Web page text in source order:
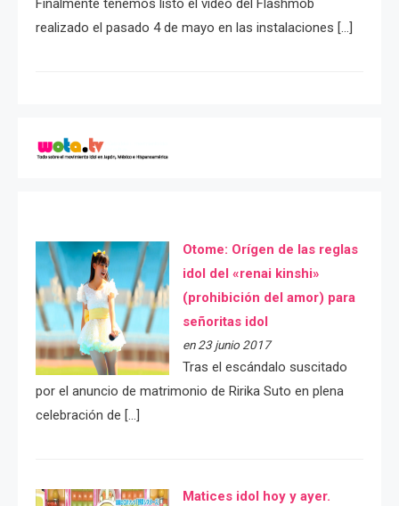
realizado el pasado 4 de mayo en las instalaciones […]
Otome: Orígen de las reglas
idol del «renai kinshi»
(prohibición del amor) para
señoritas idol
en 23 junio 2017
Tras el escándalo suscitado
por el anuncio de matrimonio de Ririka Suto en plena
celebración de […]
Matices idol hoy y ayer.